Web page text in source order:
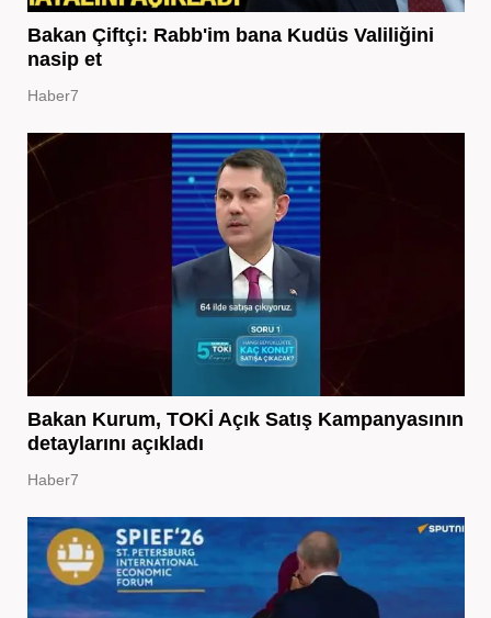
Bakan Çiftçi: Rabb'im bana Kudüs Valiliğini
nasip et
Haber7
Bakan Kurum, TOKİ Açık Satış Kampanyasının
detaylarını açıkladı
Haber7